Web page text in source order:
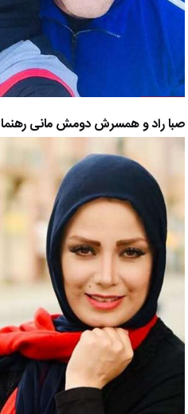
صبا راد و همسرش دومش مانی رهنما